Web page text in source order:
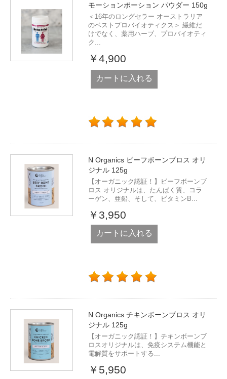
モーションポーション パウダー 150g
＜16年のロングセラー オーストラリア
のベストプロバイオティクス＞ 繊維だ
けでなく、薬用ハーブ、プロバイオティ
ク...
￥4,900
カートに入れる
N Organics ビーフボーンブロス オリ
ジナル 125g
【オーガニック認証！】ビーフボーンブ
ロス オリジナルは、たんぱく質、コラ
ーゲン、亜鉛、そして、ビタミンB...
￥3,950
カートに入れる
N Organics チキンボーンブロス オリ
ジナル 125g
【オーガニック認証！】チキンボーンブ
ロスオリジナルは、免疫システム機能と
電解質をサポートする...
￥5,950